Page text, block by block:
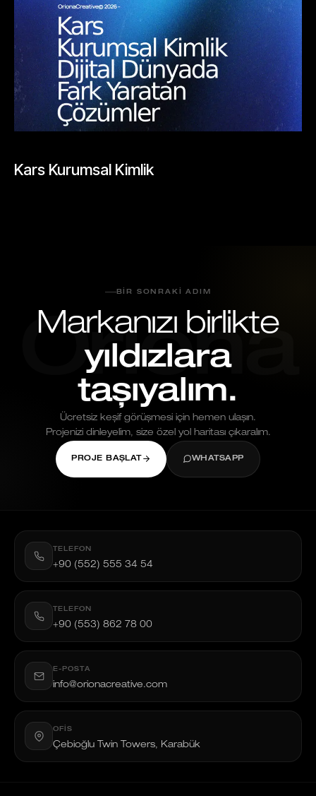
Kars Kurumsal Kimlik
Oriona
BIR SONRAKI ADIM
Markanızı birlikte
yıldızlara
taşıyalım.
Ücretsiz keşif görüşmesi için hemen ulaşın.
Projenizi dinleyelim, size özel yol haritası çıkaralım.
PROJE BAŞLAT WHATSAPP
TELEFON
+90 (552) 555 34 54
TELEFON
+90 (553) 862 78 00
E-POSTA
info@orionacreative.com
OFIS
Çebioğlu Twin Towers, Karabük